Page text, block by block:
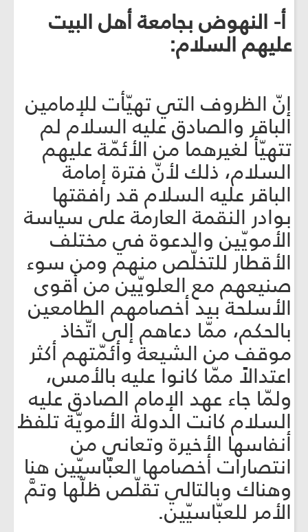
أ- النهوض بجامعة أهل البيت
عليهم السلام:
إنّ الظروف التي تهيّأت للإمامين
الباقر والصادق عليه السلام لم
تتهيّأ لغيرهما من الأئمّة عليهم
السلام، ذلك لأنّ فترة إمامة
الباقر عليه السلام قد رافقتها
بوادر النقمة العارمة على سياسة
الأمويّين والدعوة في مختلف
الأقطار للتخلّص منهم ومن سوء
صنيعهم مع العلويّين من أقوى
الأسلحة بيد أخصامهم الطامعين
بالحكم، ممّا دعاهم إلى اتّخاذ
موقف من الشيعة وأئمّتهم أكثر
اعتدالاً ممّا كانوا عليه بالأمس،
ولمّا جاء عهد الإمام الصادق عليه
السلام كانت الدولة الأمويّة تلفظ
أنفاسها الأخيرة وتعاني من
انتصارات أخصامها العبّاسيّين هنا
وهناك وبالتالي تقلّص ظلّها وتمَّ
الأمر للعبّاسيّين.